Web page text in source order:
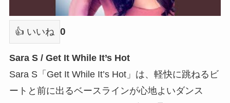
👍 いいね 0
Sara S / Get It While It’s Hot
Sara S「Get It While It’s Hot」は、軽快に跳ねるビ
ートと前に出るベースラインが心地よいダンス